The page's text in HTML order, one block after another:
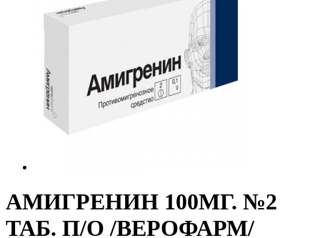
АМИГРЕНИН 100МГ. №2
ТАБ. П/О /ВЕРОФАРМ/